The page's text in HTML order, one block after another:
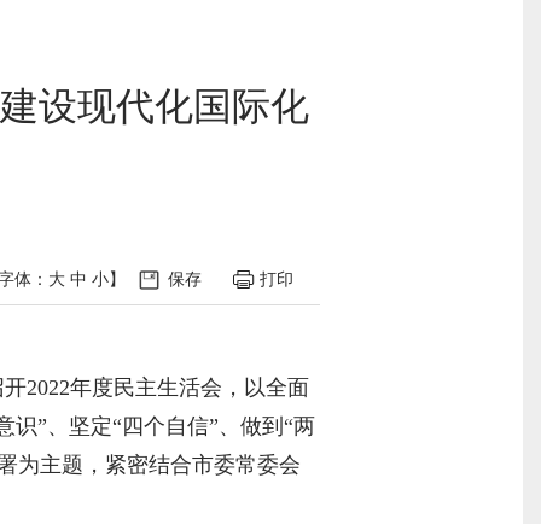
设现代化国际化
体： 大 中 小】 保存 打印
2022年度民主生活会，以全面
”、坚定“四个自信”、做到“两
为主题，紧密结合市委常委会